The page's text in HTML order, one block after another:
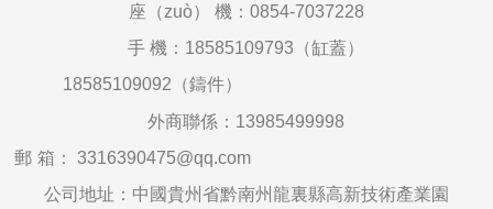
座（zuò） 機：0854-7037228
手機：18585109793（缸蓋）
18585109092（鑄件）
外商聯係： 13985499998
郵 箱 ：3316390475@qq.com
公司地址：中國貴州省黔南州龍裏縣高新技術產業園